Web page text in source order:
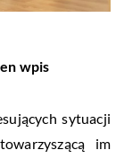
wpis
sytuacji
im